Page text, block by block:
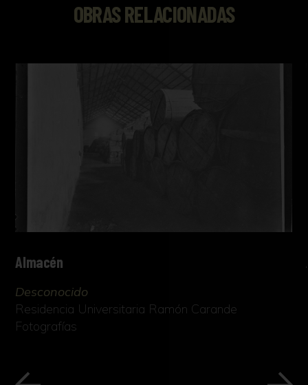
OBRAS RELACIONADAS
Almacén
Desconocido
Residencia Universitaria Ramón Carande
Fotografías